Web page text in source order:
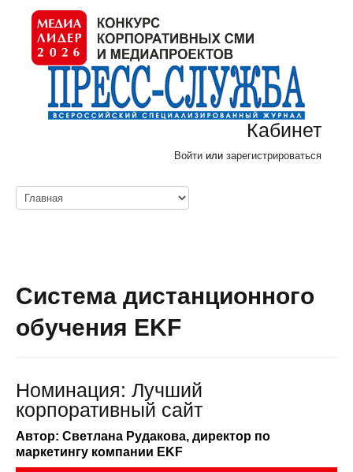
Кабинет
Войти или зарегистрироваться
Система дистанционного
обучения EKF
Номинация: Лучший
корпоративный сайт
Автор: Светлана Рудакова, директор по
маркетингу компании EKF